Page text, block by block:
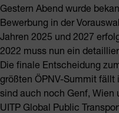
Gestern Abend wurde
Bewerbung in der
Jahren 2025 und 2027
2022 muss nun ein
Die finale Entscheidung
größten ÖPNV-Summit fällt
sind auch noch Genf, Wien
UITP Global Public